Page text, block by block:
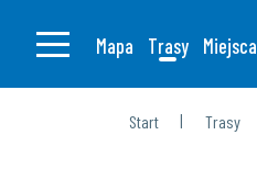
Mapa Trasy Miejsca
Start | Trasy